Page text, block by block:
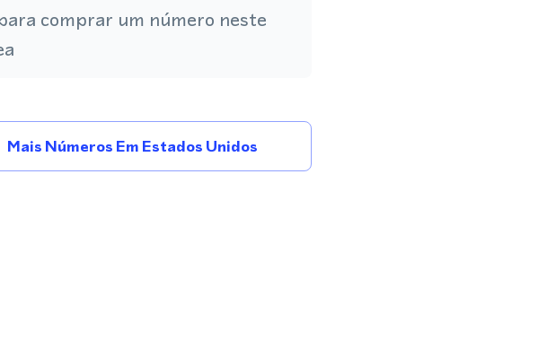
comprar um número neste
Mais Números Em Estados Unidos